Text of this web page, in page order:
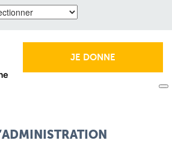
JE DONNE